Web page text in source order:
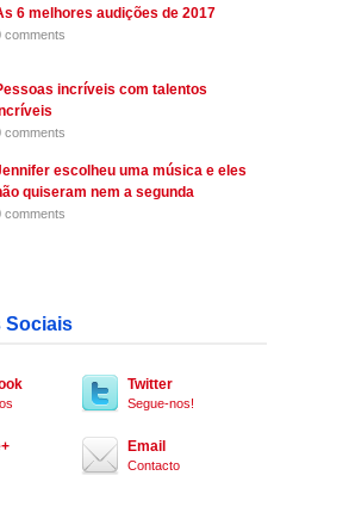
6 melhores audições de 2017
comments
incríveis com talentos
comments
escolheu uma música e eles
quiseram nem a segunda
comments
Sociais
Twitter
Segue-nos!
Email
Contacto